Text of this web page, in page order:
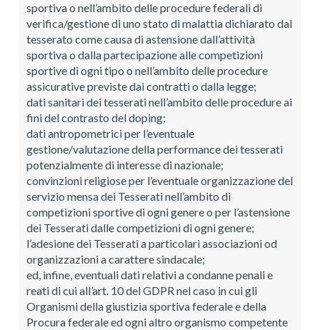
sportiva o nell’ambito delle procedure federali di
verifica/gestione di uno stato di malattia dichiarato dal
tesserato come causa di astensione dall’attività
sportiva o dalla partecipazione alle competizioni
sportive di ogni tipo o nell’ambito delle procedure
assicurative previste dai contratti o dalla legge;
dati sanitari dei tesserati nell’ambito delle procedure ai
fini del contrasto del doping;
dati antropometrici per l’eventuale
gestione/valutazione della performance dei tesserati
potenzialmente di interesse di nazionale;
convinzioni religiose per l’eventuale organizzazione del
servizio mensa dei Tesserati nell’ambito di
competizioni sportive di ogni genere o per l’astensione
dei Tesserati dalle competizioni di ogni genere;
l’adesione dei Tesserati a particolari associazioni od
organizzazioni a carattere sindacale;
ed, infine, eventuali dati relativi a condanne penali e
reati di cui all’art. 10 del GDPR nel caso in cui gli
Organismi della giustizia sportiva federale e della
Procura federale ed ogni altro organismo competente